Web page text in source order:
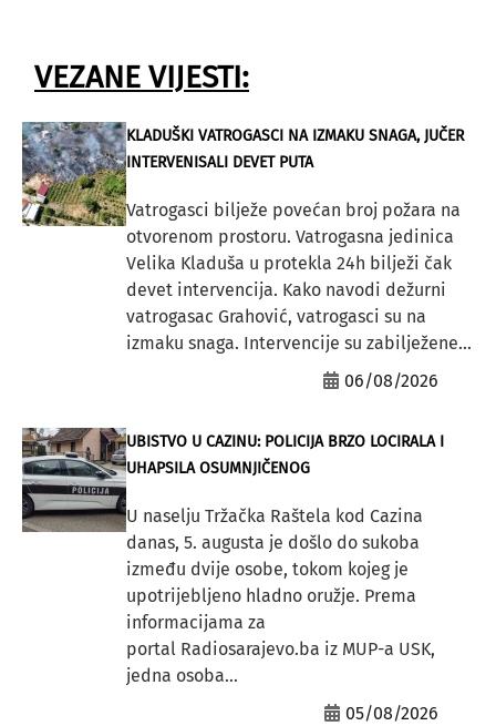
VEZANE VIJESTI:
KLADUŠKI VATROGASCI NA IZMAKU SNAGA, JUČER
INTERVENISALI DEVET PUTA
Vatrogasci bilježe povećan broj požara na
otvorenom prostoru. Vatrogasna jedinica
Velika Kladuša u protekla 24h bilježi čak
devet intervencija. Kako navodi dežurni
vatrogasac Grahović, vatrogasci su na
izmaku snaga. Intervencije su zabilježene...
06/08/2026
UBISTVO U CAZINU: POLICIJA BRZO LOCIRALA I
UHAPSILA OSUMNJIČENOG
U naselju Tržačka Raštela kod Cazina
danas, 5. augusta je došlo do sukoba
između dvije osobe, tokom kojeg je
upotrijebljeno hladno oružje. Prema
informacijama za
portal Radiosarajevo.ba iz MUP-a USK,
jedna osoba...
05/08/2026